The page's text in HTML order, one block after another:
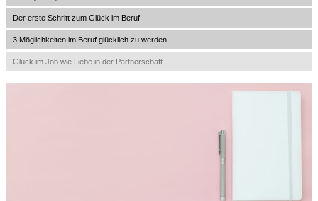
Der erste Schritt zum Glück im Beruf
3 Möglichkeiten im Beruf glücklich zu werden
Glück im Job wie Liebe in der Partnerschaft